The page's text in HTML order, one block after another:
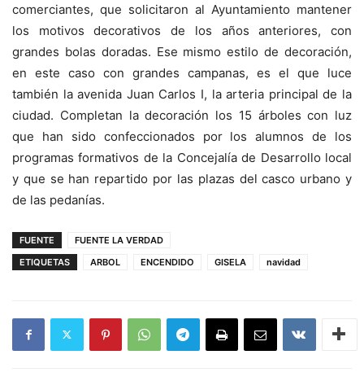
comerciantes, que solicitaron al Ayuntamiento mantener
los motivos decorativos de los años anteriores, con
grandes bolas doradas. Ese mismo estilo de decoración,
en este caso con grandes campanas, es el que luce
también la avenida Juan Carlos I, la arteria principal de la
ciudad. Completan la decoración los 15 árboles con luz
que han sido confeccionados por los alumnos de los
programas formativos de la Concejalía de Desarrollo local
y que se han repartido por las plazas del casco urbano y
de las pedanías.
FUENTE
FUENTE LA VERDAD
ETIQUETAS
ARBOL ENCENDIDO GISELA navidad